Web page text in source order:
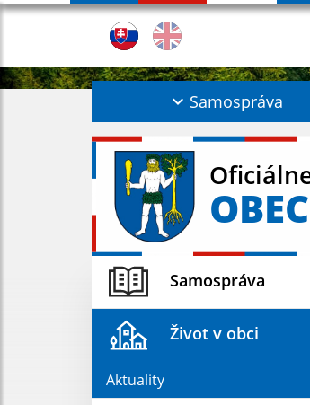
Samospráva
Samospráva
Život v obci
Aktuality